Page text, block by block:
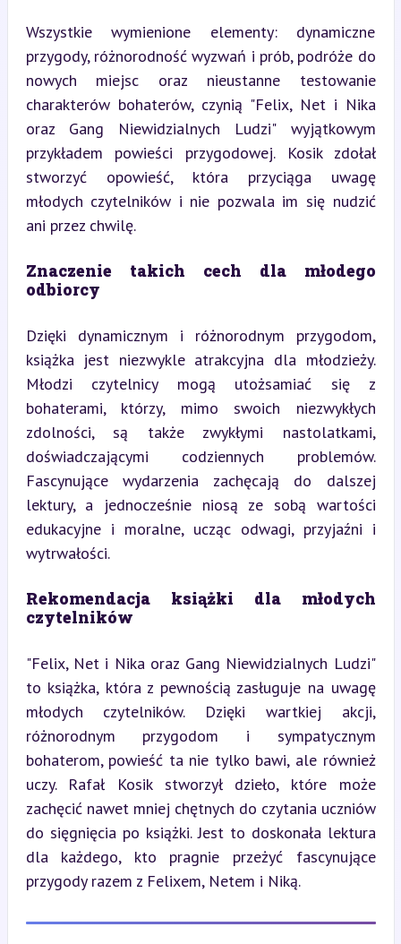
Wszystkie wymienione elementy: dynamiczne
przygody, różnorodność wyzwań i prób, podróże do
nowych miejsc oraz nieustanne testowanie
charakterów bohaterów, czynią "Felix, Net i Nika
oraz Gang Niewidzialnych Ludzi" wyjątkowym
przykładem powieści przygodowej. Kosik zdołał
stworzyć opowieść, która przyciąga uwagę
młodych czytelników i nie pozwala im się nudzić
ani przez chwilę.
Znaczenie takich cech dla młodego
odbiorcy
Dzięki dynamicznym i różnorodnym przygodom,
książka jest niezwykle atrakcyjna dla młodzieży.
Młodzi czytelnicy mogą utożsamiać się z
bohaterami, którzy, mimo swoich niezwykłych
zdolności, są także zwykłymi nastolatkami,
doświadczającymi codziennych problemów.
Fascynujące wydarzenia zachęcają do dalszej
lektury, a jednocześnie niosą ze sobą wartości
edukacyjne i moralne, ucząc odwagi, przyjaźni i
wytrwałości.
Rekomendacja książki dla młodych
czytelników
"Felix, Net i Nika oraz Gang Niewidzialnych Ludzi"
to książka, która z pewnością zasługuje na uwagę
młodych czytelników. Dzięki wartkiej akcji,
różnorodnym przygodom i sympatycznym
bohaterom, powieść ta nie tylko bawi, ale również
uczy. Rafał Kosik stworzył dzieło, które może
zachęcić nawet mniej chętnych do czytania uczniów
do sięgnięcia po książki. Jest to doskonała lektura
dla każdego, kto pragnie przeżyć fascynujące
przygody razem z Felixem, Netem i Niką.